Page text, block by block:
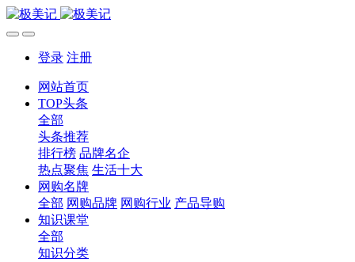
登录 注册
网站首页
TOP头条
全部
头条推荐
排行榜 品牌名企
热点聚焦 生活十大
网购名牌
全部 网购品牌 网购行业 产品导购
知识课堂
全部
知识分类